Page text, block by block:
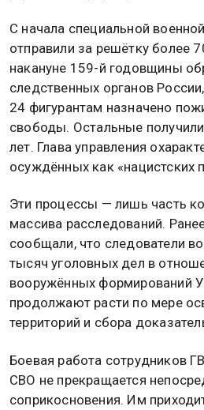
С начала специальной
отправили за решётку более
накануне 159-й годовщины
следственных органов
24 фигурантам назначено
свободы. Остальные
лет. Глава управления
осуждённых как «нацистских
Эти процессы — лишь часть
массива расследований.
сообщали, что следователи
тысяч уголовных дел в
вооружённых формирований
продолжают расти по мере
территорий и сбора
Боевая работа сотрудников
СВО не прекращается
соприкосновения. Им